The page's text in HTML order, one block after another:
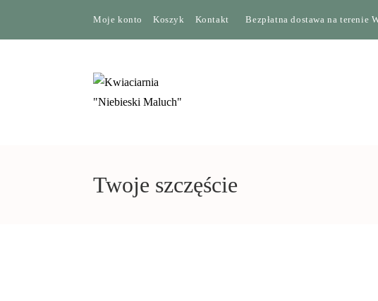
Moje konto Koszyk Kontakt Bezpłatna dostawa na terenie
Twoje szczęście